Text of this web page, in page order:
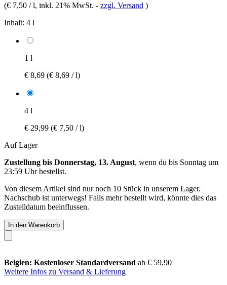
(€ 7,50 / l, inkl. 21% MwSt. - zzgl. Versand )
Inhalt: 4 l
1 l
€ 8,69 (€ 8,69 / l)
4 l
€ 29,99 (€ 7,50 / l)
Auf Lager
Zustellung bis Donnerstag, 13. August, wenn du bis Sonntag um
23:59 Uhrbestellst.
Von diesem Artikel sind nur noch 10 Stück in unserem Lager.
Nachschub ist unterwegs! Falls mehr bestellt wird, könnte dies das
Zustelldatum beeinflussen.
In den Warenkorb
Belgien: Kostenloser Standardversand ab € 59,90
Weitere Infos zu Versand & Lieferung